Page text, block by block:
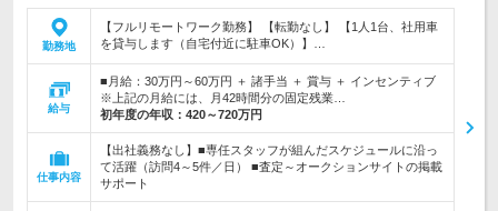
勤務地
【フルリモートワーク勤務】 【転勤なし】 【1人1台、社用車
を貸与します（自宅付近に駐車OK）】…
給与
■月給：30万円～60万円 ＋ 諸手当 ＋ 賞与 ＋ インセンティブ
※上記の月給には、月42時間分の固定残業…
初年度の年収： 420～720万円
仕事内容
【出社義務なし】■専任スタッフが組んだスケジュールに沿っ
て活躍（訪問4～5件／日） ■査定～オークションサイトの掲載
サポート